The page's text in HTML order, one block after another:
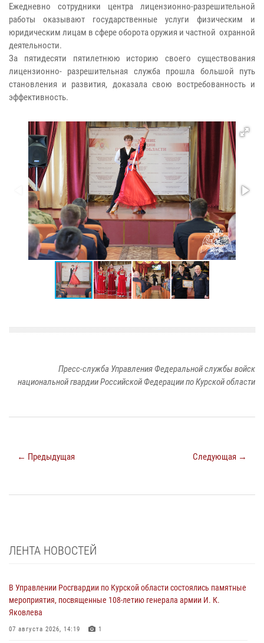
Ежедневно сотрудники центра лицензионно-разрешительной
работы оказывают государственные услуги физическим и
юридическим лицам в сфере оборота оружия и частной охранной
деятельности.
За пятидесяти пятилетнюю историю своего существования
лицензионно- разрешительная служба прошла большой путь
становления и развития, доказала свою востребованность и
эффективность.
Пресс-служба Управления Федеральной службы войск
национальной гвардии Российской Федерации по Курской области
← Предыдущая Следующая →
ЛЕНТА НОВОСТЕЙ
В Управлении Росгвардии по Курской области состоялись памятные
мероприятия, посвященные 108-летию генерала армии И. К.
Яковлева
07 августа 2026, 14:19 1